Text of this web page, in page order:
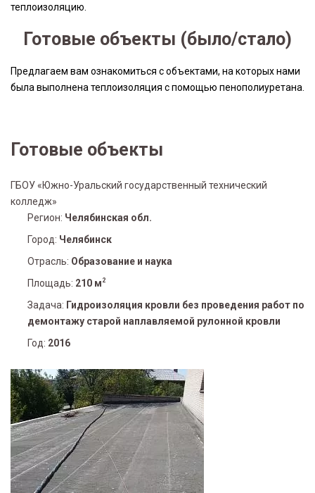
теплоизоляцию.
Готовые объекты (было/стало)
Предлагаем вам ознакомиться с объектами, на которых нами
была выполнена теплоизоляция с помощью пенополиуретана.
Готовые объекты
ГБОУ «Южно-Уральский государственный технический
колледж»
Регион: Челябинская обл.
Город: Челябинск
Отрасль: Образование и наука
Площадь: 210 м 2
Задача: Гидроизоляция кровли без проведения работ по
демонтажу старой наплавляемой рулонной кровли
Год: 2016